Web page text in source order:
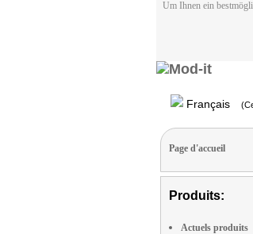
Um Ihnen ein
Français
Page d'accueil
Produits:
Actuels produits